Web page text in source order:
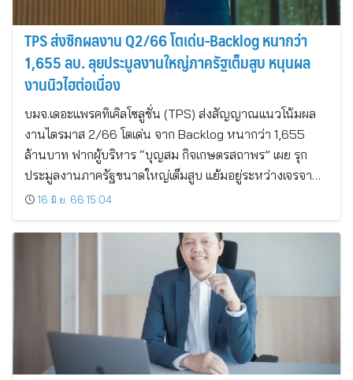
TPS ส่งซิกผลงาน Q2/66 โตเด่น-Backlog หนากว่า
1,655 ลบ. ลุยประมูลงานใหญ่ภาครัฐเต็มสูบ หนุนผล
งานนิวไฮต่อเนื่อง
บมจ.เดอะแพรคทิเคิลโซลูชั่น (TPS) ส่งสัญญาณแนวโน้มผล
งานไตรมาส 2/66 โตเด่น จาก Backlog หนากว่า 1,655
ล้านบาท ฟากผู้บริหาร “บุญสม กิจเกษตรสถาพร” เผย รุก
ประมูลงานภาครัฐขนาดใหญ่เต็มสูบ แย้มอยู่ระหว่างเจรจา…
16 มิ.ย. 66 15:04